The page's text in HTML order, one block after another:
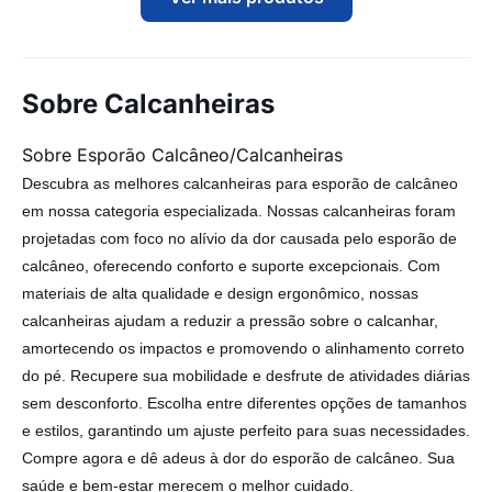
Sobre Calcanheiras
Sobre Esporão Calcâneo/Calcanheiras
Descubra as melhores calcanheiras para esporão de calcâneo
em nossa categoria especializada. Nossas calcanheiras foram
projetadas com foco no alívio da dor causada pelo esporão de
calcâneo, oferecendo conforto e suporte excepcionais. Com
materiais de alta qualidade e design ergonômico, nossas
calcanheiras ajudam a reduzir a pressão sobre o calcanhar,
amortecendo os impactos e promovendo o alinhamento correto
do pé. Recupere sua mobilidade e desfrute de atividades diárias
sem desconforto. Escolha entre diferentes opções de tamanhos
e estilos, garantindo um ajuste perfeito para suas necessidades.
Compre agora e dê adeus à dor do esporão de calcâneo. Sua
saúde e bem-estar merecem o melhor cuidado.